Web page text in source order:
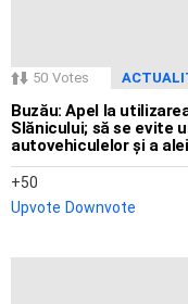
50 Votes
Buzău: Apel la
Slănicului; să se evite
autovehiculelor și a
50
Upvote Downvote